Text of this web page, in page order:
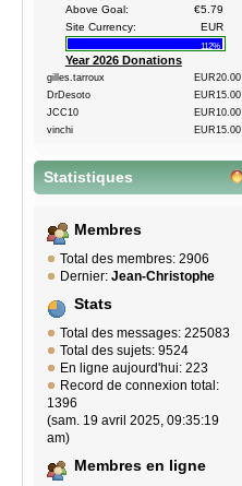
Above Goal:
€5.79
Site Currency:
EUR
112%
Year 2026 Donations
gilles.tarroux
EUR20.00
DrDesoto
EUR15.00
JCC10
EUR10.00
vinchi
EUR15.00
Statistiques
Membres
Total des membres: 2906
Dernier: Jean-Christophe
Stats
Total des messages: 225083
Total des sujets: 9524
En ligne aujourd'hui: 223
Record de connexion total:
1396
(sam. 19 avril 2025, 09:35:19
am)
Membres en ligne